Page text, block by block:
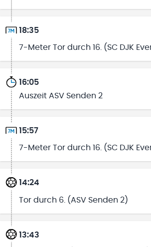
18:35
7-Meter Tor durch 16. (SC DJK
16:05
Auszeit ASV Senden 2
15:57
7-Meter Tor durch 16. (SC DJK
14:24
Tor durch 6. (ASV Senden 2)
13:43